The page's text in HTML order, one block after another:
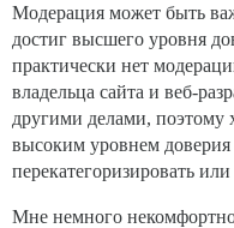
Модерация может быть
достиг высшего уровня
практически нет
владельца сайта и веб-
другими делами, поэтому
высоким уровнем
перекатегоризировать
Мне немного